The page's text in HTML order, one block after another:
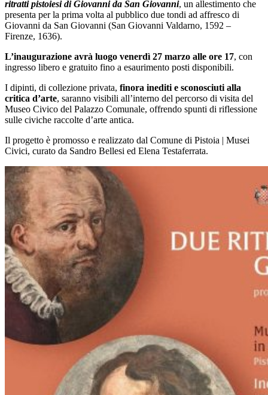
ritratti pistoiesi di Giovanni da San Giovanni, un allestimento che
presenta per la prima volta al pubblico due tondi ad affresco di
Giovanni da San Giovanni (San Giovanni Valdarno, 1592 –
Firenze, 1636).
L’inaugurazione avrà luogo venerdì 27 marzo alle ore 17, con
ingresso libero e gratuito fino a esaurimento posti disponibili.
I dipinti, di collezione privata, finora inediti e sconosciuti alla
critica d’arte, saranno visibili all’interno del percorso di visita del
Museo Civico del Palazzo Comunale, offrendo spunti di riflessione
sulle civiche raccolte d’arte antica.
Il progetto è promosso e realizzato dal Comune di Pistoia | Musei
Civici, curato da Sandro Bellesi ed Elena Testaferrata.